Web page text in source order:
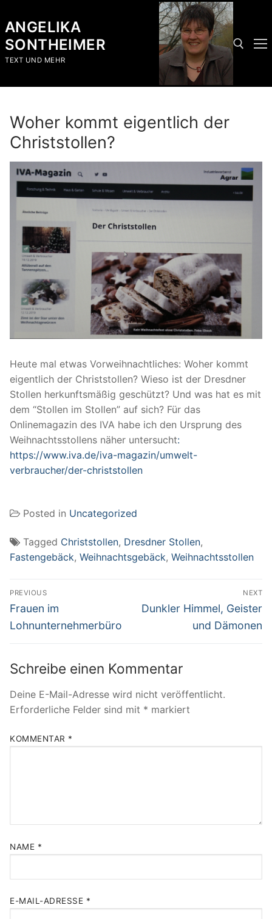
to
content
ANGELIKA
SONTHEIMER
TEXT UND MEHR
Woher kommt eigentlich der
Christstollen?
Heute mal etwas Vorweihnachtliches: Woher kommt
eigentlich der Christstollen? Wieso ist der Dresdner
Stollen herkunftsmäßig geschützt? Und was hat es mit
dem “Stollen im Stollen” auf sich? Für das
Onlinemagazin des IVA habe ich den Ursprung des
Weihnachtsstollens näher untersucht:
https://www.iva.de/iva-magazin/umwelt-
verbraucher/der-christstollen
Posted in Uncategorized
Tagged Christstollen, Dresdner Stollen,
Fastengebäck, Weihnachtsgebäck, Weihnachtsstollen
Beitragsnavigation
PREVIOUS
Previous
post:
Frauen im
Lohnunternehmerbüro
NEXT
Next
Dunkler Himmel, Geister
und Dämonen
Schreibe einen Kommentar
Deine E-Mail-Adresse wird nicht veröffentlicht.
Erforderliche Felder sind mit * markiert
KOMMENTAR *
NAME *
E-MAIL-ADRESSE *